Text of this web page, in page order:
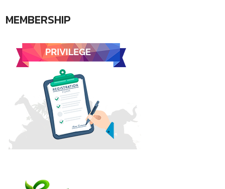
MEMBERSHIP